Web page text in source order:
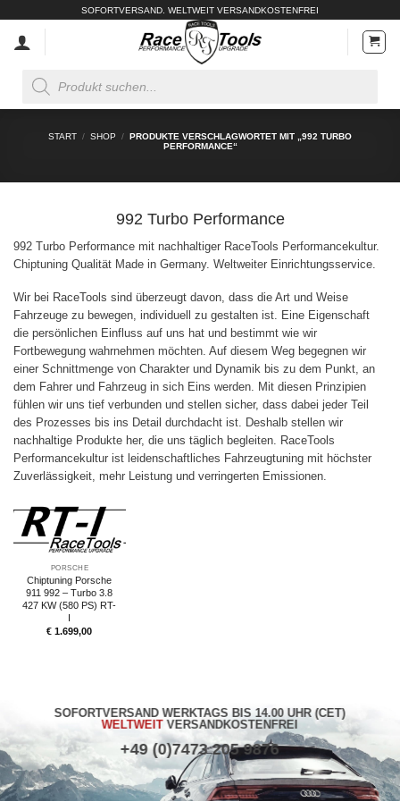
springen
SOFORTVERSAND. WELTWEIT VERSANDKOSTENFREI
search
START / SHOP / PRODUKTE VERSCHLAGWORTET MIT „992 TURBO
PERFORMANCE“
992 Turbo Performance
992 Turbo Performance mit nachhaltiger RaceTools Performancekultur.
Chiptuning Qualität Made in Germany. Weltweiter Einrichtungsservice.
Wir bei RaceTools sind überzeugt davon, dass die Art und Weise
Fahrzeuge zu bewegen, individuell zu gestalten ist. Eine Eigenschaft
die persönlichen Einfluss auf uns hat und bestimmt wie wir
Fortbewegung wahrnehmen möchten. Auf diesem Weg begegnen wir
einer Schnittmenge von Charakter und Dynamik bis zu dem Punkt, an
dem Fahrer und Fahrzeug in sich Eins werden. Mit diesen Prinzipien
fühlen wir uns tief verbunden und stellen sicher, dass dabei jeder Teil
des Prozesses bis ins Detail durchdacht ist. Deshalb stellen wir
nachhaltige Produkte her, die uns täglich begleiten. RaceTools
Performancekultur ist leidenschaftliches Fahrzeugtuning mit höchster
Zuverlässigkeit, mehr Leistung und verringerten Emissionen.
PORSCHE
Chiptuning Porsche
911 992 – Turbo 3.8
427 KW (580 PS) RT-
I
€ 1.699,00
SOFORTVERSAND WERKTAGS BIS 14.00 UHR (CET)
WELTWEITVERSANDKOSTENFREI
+49 (0)7473 205 9876